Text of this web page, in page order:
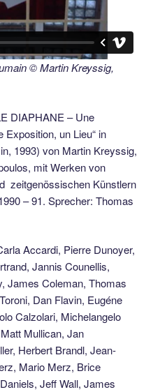
© Martin Kreyssig,
DIAPHANE – Une
Exposition, un Lieu“ in
1993) von Martin Kreyssig,
mit Werken von
zeitgenössischen Künstlern
– 91. Sprecher: Thomas
Accardi, Pierre Dunoyer,
Jannis Counellis,
James Coleman, Thomas
Dan Flavin, Eugéne
Calzolari, Michelangelo
Mullican, Jan
Herbert Brandl, Jean-
Mario Merz, Brice
Jeff Wall, James